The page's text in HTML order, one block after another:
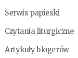
Serwis papieski
Czytania liturgiczne
Artykuły blogerów